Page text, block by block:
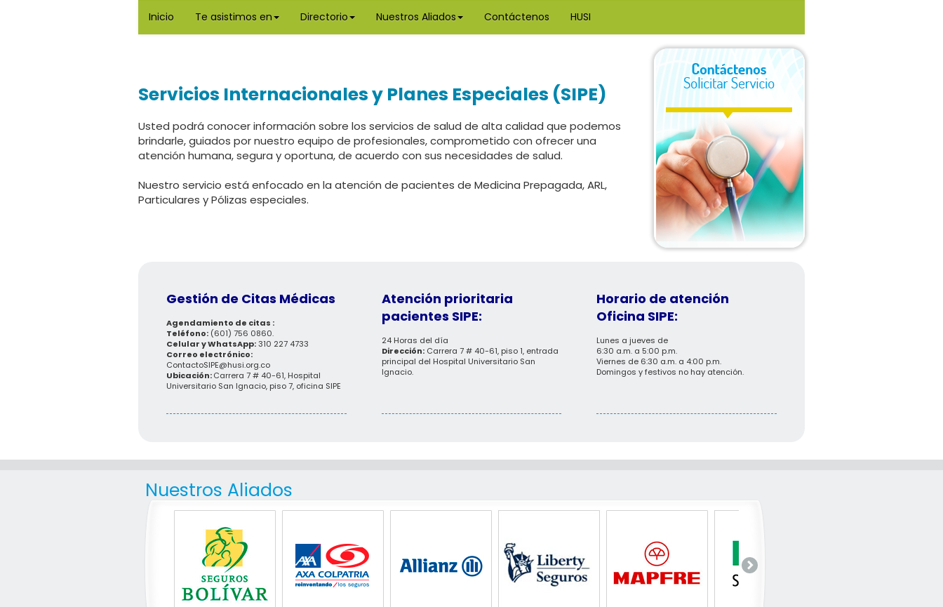
Inicio Te asistimos en Directorio Nuestros Aliados Contáctenos HUSI
Servicios Internacionales y Planes Especiales (SIPE)
Usted podrá conocer información sobre los servicios de salud de alta calidad que podemos
brindarle, guiados por nuestro equipo de profesionales, comprometido con ofrecer una
atención humana, segura y oportuna, de acuerdo con sus necesidades de salud.
Nuestro servicio está enfocado en la atención de pacientes de Medicina Prepagada, ARL,
Particulares y Pólizas especiales.
Gestión de Citas Médicas
Agendamiento de citas :
Teléfono: (601) 756 0860.
Celular y WhatsApp:310 227 4733
Correo electrónico:
ContactoSIPE@husi.org.co
Ubicación:Carrera 7 # 40-61, Hospital
Universitario San Ignacio, piso 7, oficina SIPE
Atención prioritaria
pacientes SIPE:
24 Horas del día
Dirección:Carrera 7 # 40-61, piso 1, entrada
principal del Hospital Universitario San
Ignacio.
Horario de atención
Oficina SIPE:
Lunes a jueves de
6:30 a.m. a 5:00 p.m.
Viernes de 6:30 a.m. a 4:00 p.m.
Domingos y festivos no hay atención.
Nuestros Aliados